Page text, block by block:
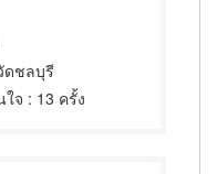
ดชลบุรี
ใจ : 13 ครั้ง